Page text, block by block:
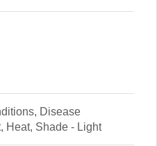
Disease
Heat, Shade - Light